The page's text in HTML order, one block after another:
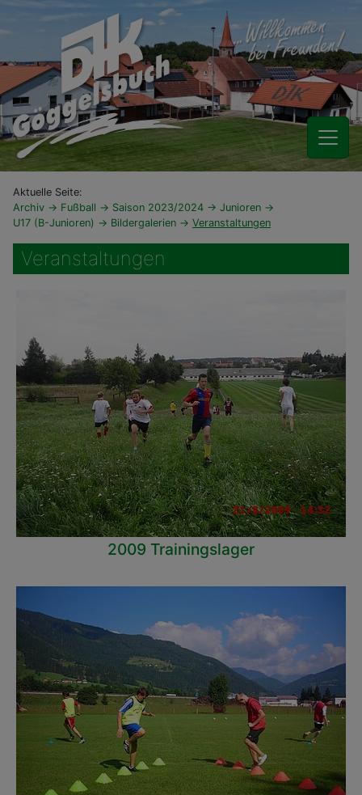
Aktuelle Seite:
Archiv
Fußball Saison 2023/2024
Junioren
U17 (B-Junioren)
Bildergalerien Veranstaltungen
Veranstaltungen
2009 Trainingslager